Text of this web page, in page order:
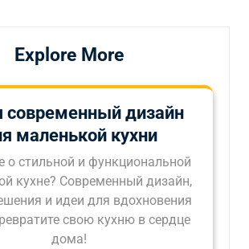
Explore More
современный дизайн
маленькой кухни
о стильной и функциональной
кухне? Современный дизайн,
и идеи для вдохновения
свою кухню в сердце
дома!